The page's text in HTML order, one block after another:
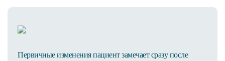
Первичные изменения пациент замечает сразу после